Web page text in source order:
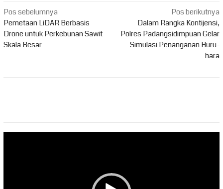
Navigasi
pos
Pos sebelumnya
Pemetaan LiDAR Berbasis
Drone untuk Perkebunan Sawit
Skala Besar
Pos berikutnya
Dalam Rangka Kontijensi,
Polres Padangsidimpuan Gelar
Simulasi Penanganan Huru-
hara